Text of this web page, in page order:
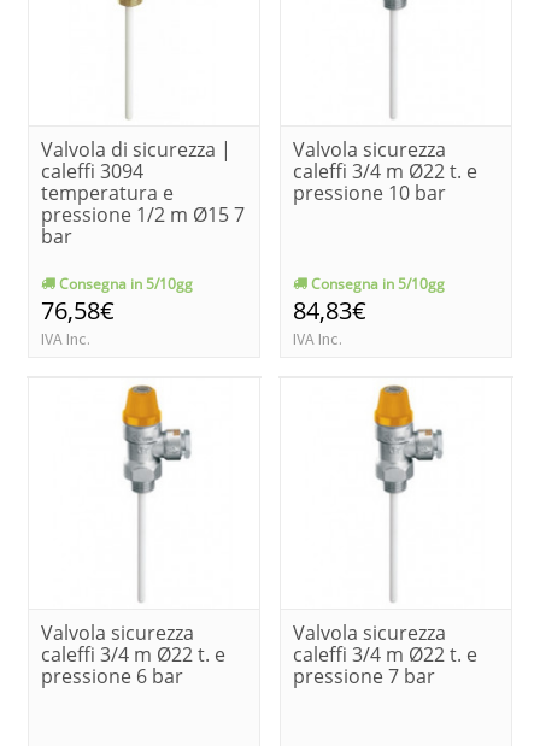
Valvola di sicurezza |
caleffi 3094
temperatura e
pressione 1/2 m Ø15 7
bar
Consegna in 5/10gg
76,58€
IVA Inc.
Valvola sicurezza
caleffi 3/4 m Ø22 t. e
pressione 10 bar
Consegna in 5/10gg
84,83€
IVA Inc.
Valvola sicurezza
caleffi 3/4 m Ø22 t. e
pressione 6 bar
Valvola sicurezza
caleffi 3/4 m Ø22 t. e
pressione 7 bar